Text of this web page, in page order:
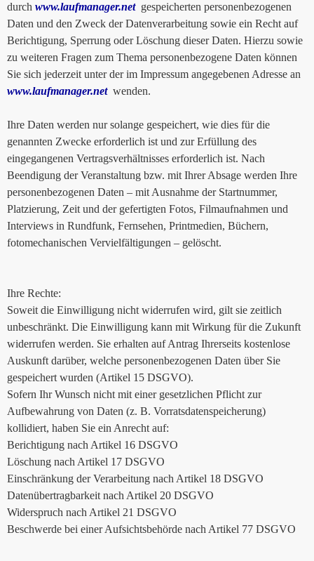
durch www.laufmanager.netgespeicherten personenbezogenen
Daten und den Zweck der Datenverarbeitung sowie ein Recht auf
Berichtigung, Sperrung oder Löschung dieser Daten. Hierzu sowie
zu weiteren Fragen zum Thema personenbezogene Daten können
Sie sich jederzeit unter der im Impressum angegebenen Adresse an
www.laufmanager.netwenden.
Ihre Daten werden nur solange gespeichert, wie dies für die
genannten Zwecke erforderlich ist und zur Erfüllung des
eingegangenen Vertragsverhältnisses erforderlich ist. Nach
Beendigung der Veranstaltung bzw. mit Ihrer Absage werden Ihre
personenbezogenen Daten – mit Ausnahme der Startnummer,
Platzierung, Zeit und der gefertigten Fotos, Filmaufnahmen und
Interviews in Rundfunk, Fernsehen, Printmedien, Büchern,
fotomechanischen Vervielfältigungen – gelöscht.
Ihre Rechte:
Soweit die Einwilligung nicht widerrufen wird, gilt sie zeitlich
unbeschränkt. Die Einwilligung kann mit Wirkung für die Zukunft
widerrufen werden. Sie erhalten auf Antrag Ihrerseits kostenlose
Auskunft darüber, welche personenbezogenen Daten über Sie
gespeichert wurden (Artikel 15 DSGVO).
Sofern Ihr Wunsch nicht mit einer gesetzlichen Pflicht zur
Aufbewahrung von Daten (z. B. Vorratsdatenspeicherung)
kollidiert, haben Sie ein Anrecht auf:
Berichtigung nach Artikel 16 DSGVO
Löschung nach Artikel 17 DSGVO
Einschränkung der Verarbeitung nach Artikel 18 DSGVO
Datenübertragbarkeit nach Artikel 20 DSGVO
Widerspruch nach Artikel 21 DSGVO
Beschwerde bei einer Aufsichtsbehörde nach Artikel 77 DSGVO